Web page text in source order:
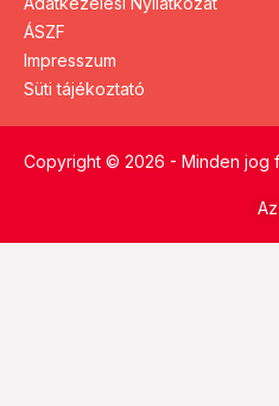
ÁSZF
Impresszum
Süti tájékoztató
Copyright © 2026 - Minden jog